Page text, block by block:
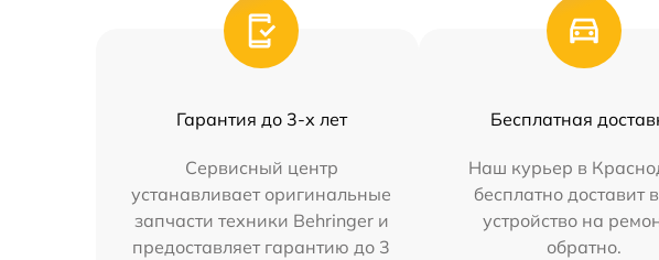
Гарантия до 3-х лет
Сервисный центр
устанавливает оригинальные
запчасти техники Behringer и
предоставляет гарантию до 3
Бесплатная
Наш курьер в
бесплатно доставит
устройство на
обратно.